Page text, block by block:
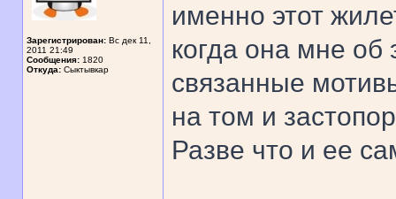
Зарегистрирован: Вс дек 11,
2011 21:49
Сообщения: 1820
Откуда: Сыктывкар
именно этот
когда она мне об
связанные
на том и
Разве что и ее